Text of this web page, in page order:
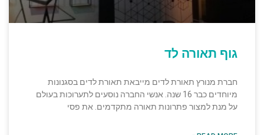
גוף תאורה לד
חברת מנורץ תאורת לדים מייבאת תאורת לדים בסגנונות
מיוחדים כבר 16 שנה. אנשי החברה נוסעים לתערוכות בעולם
על מנת למצור פתרונות תאורה מתקדמים. את פסי